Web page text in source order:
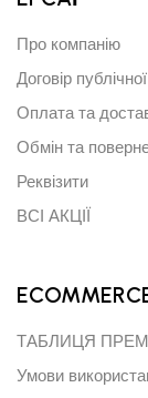
Про компанію
Договір
Оплата та
Обмін та
Реквізити
ВСІ АКЦІЇ
ТАБЛИЦЯ
Умови